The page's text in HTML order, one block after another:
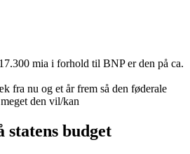
mia i forhold til BNP er den på ca.
fra nu og et år frem så den føderale
den vil/kan
statens budget